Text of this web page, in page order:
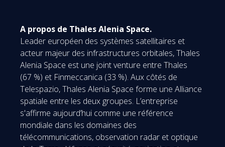
A propos de Thales Alenia Space.
Leader européen des systèmes satellitaires et
acteur majeur des infrastructures orbitales, Thales
Alenia Space est une joint venture entre Thales
(67 %) et Finmeccanica (33 %). Aux côtés de
Telespazio, Thales Alenia Space forme une Alliance
spatiale entre les deux groupes. L’entreprise
s'affirme aujourd’hui comme une référence
mondiale dans les domaines des
télécommunications, observation radar et optique